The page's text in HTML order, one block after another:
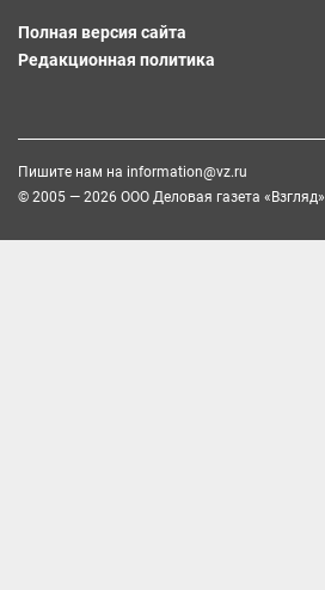
Полная версия сайта
Редакционная политика
Пишите нам на information@vz.ru
© 2005 — 2026 ООО Деловая газета «Взгляд»